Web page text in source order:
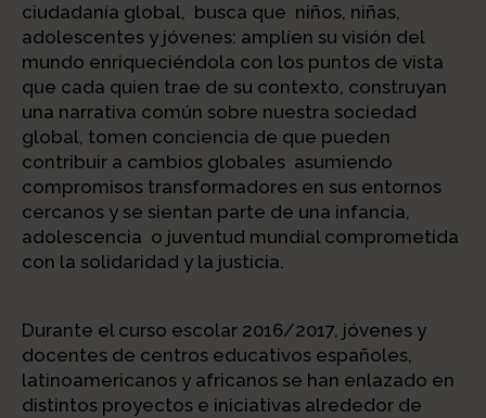
ciudadanía global, busca que niños, niñas,
adolescentes y jóvenes: amplíen su visión del
mundo enriqueciéndola con los puntos de vista
que cada quien trae de su contexto, construyan
una narrativa común sobre nuestra sociedad
global, tomen conciencia de que pueden
contribuir a cambios globales asumiendo
compromisos transformadores en sus entornos
cercanos y se sientan parte de una infancia,
adolescencia o juventud mundial comprometida
con la solidaridad y la justicia.
Durante el curso escolar 2016/2017, jóvenes y
docentes de centros educativos españoles,
latinoamericanos y africanos se han enlazado en
distintos proyectos e iniciativas alrededor de